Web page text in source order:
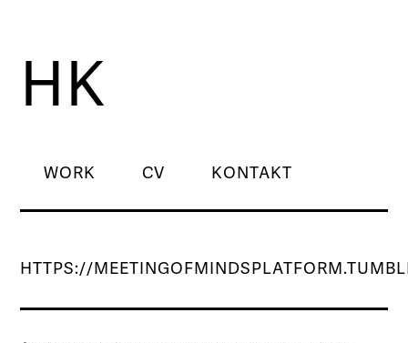
HK
WORK CV KONTAKT
HTTPS://